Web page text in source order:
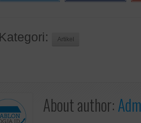
Kategori: Artikel
About author: